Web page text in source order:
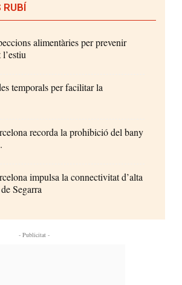
RUBÍ
alimentàries per prevenir
temporals per facilitar la
recorda la prohibició del bany
impulsa la connectivitat d’alta
Segarra
- Publicitat -